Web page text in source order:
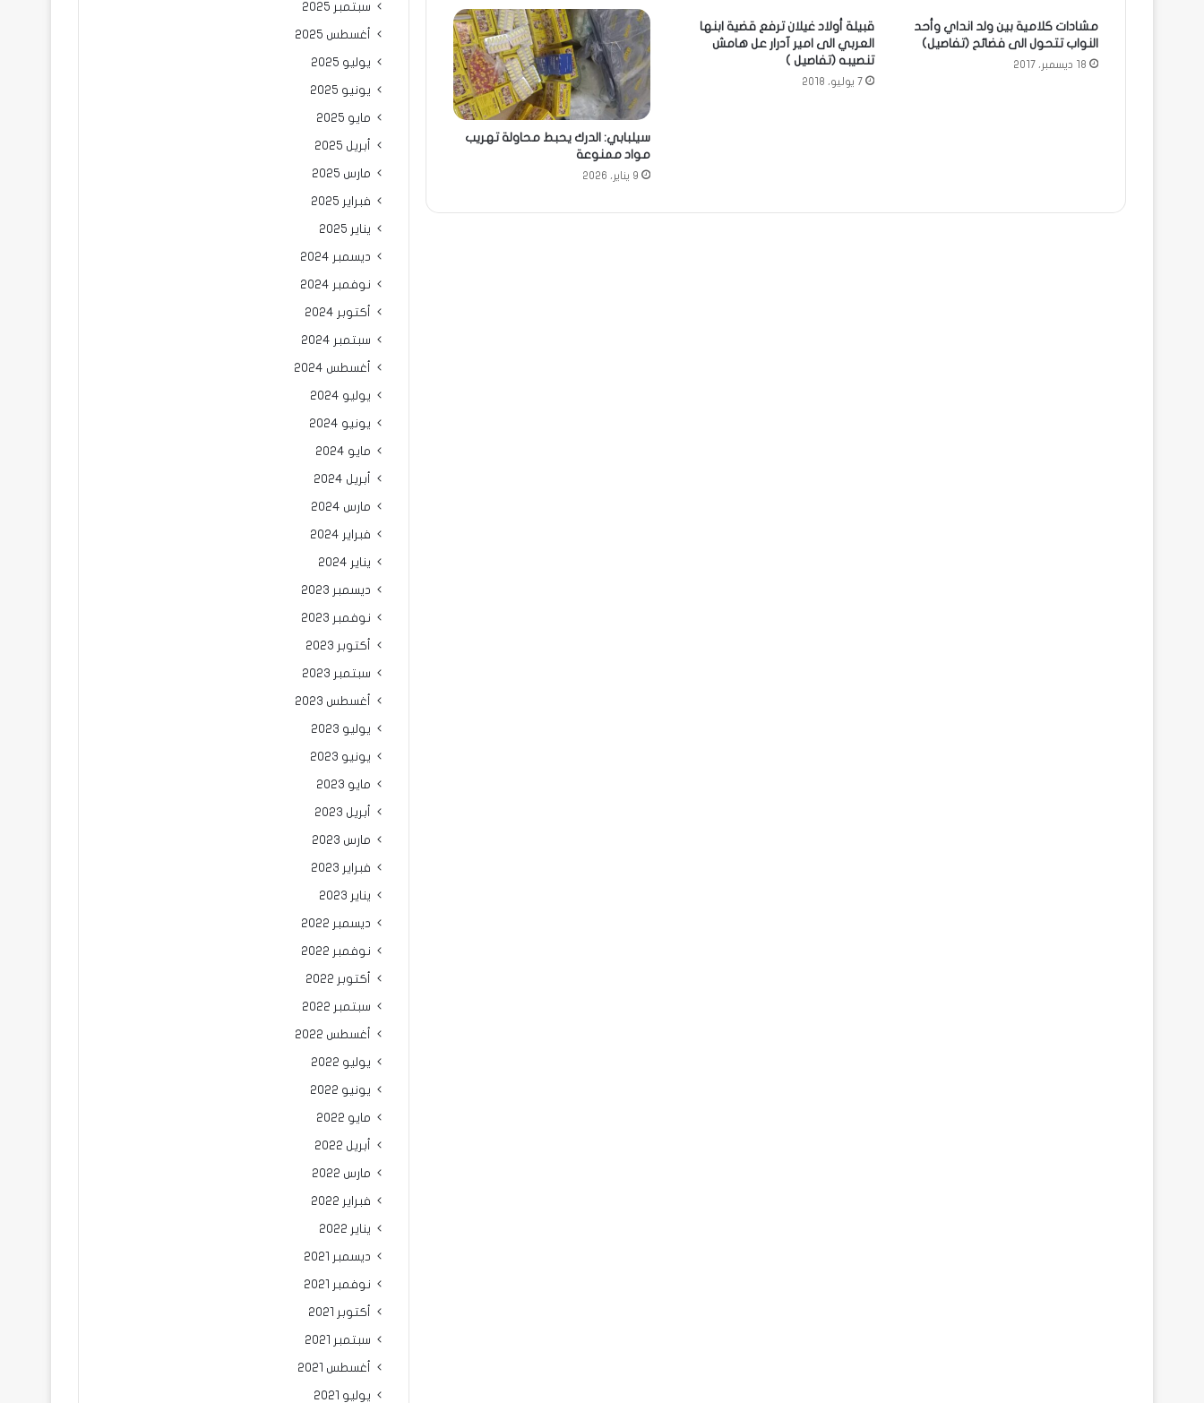
مشادات كلامية بين ولد انداي وأحد
النواب تتحول الى فضائح (تفاصيل)
18 ديسمبر، 2017
قبيلة أولاد غيلان ترفع قضية ابنها
العربي الى امير آدرار عل هامش
تنصيبه (تفاصيل )
7 يوليو، 2018
سيلبابي: الدرك يحبط محاولة تهريب
مواد ممنوعة
9 يناير، 2026
سبتمبر 2025
أغسطس 2025
يوليو 2025
يونيو 2025
مايو 2025
أبريل 2025
مارس 2025
فبراير 2025
يناير 2025
ديسمبر 2024
نوفمبر 2024
أكتوبر 2024
سبتمبر 2024
أغسطس 2024
يوليو 2024
يونيو 2024
مايو 2024
أبريل 2024
مارس 2024
فبراير 2024
يناير 2024
ديسمبر 2023
نوفمبر 2023
أكتوبر 2023
سبتمبر 2023
أغسطس 2023
يوليو 2023
يونيو 2023
مايو 2023
أبريل 2023
مارس 2023
فبراير 2023
يناير 2023
ديسمبر 2022
نوفمبر 2022
أكتوبر 2022
سبتمبر 2022
أغسطس 2022
يوليو 2022
يونيو 2022
مايو 2022
أبريل 2022
مارس 2022
فبراير 2022
يناير 2022
ديسمبر 2021
نوفمبر 2021
أكتوبر 2021
سبتمبر 2021
أغسطس 2021
يوليو 2021